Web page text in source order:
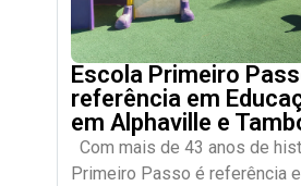
Escola Primeiro
referência em
em Alphaville e
Com mais de 43 anos de
Primeiro Passo é referência